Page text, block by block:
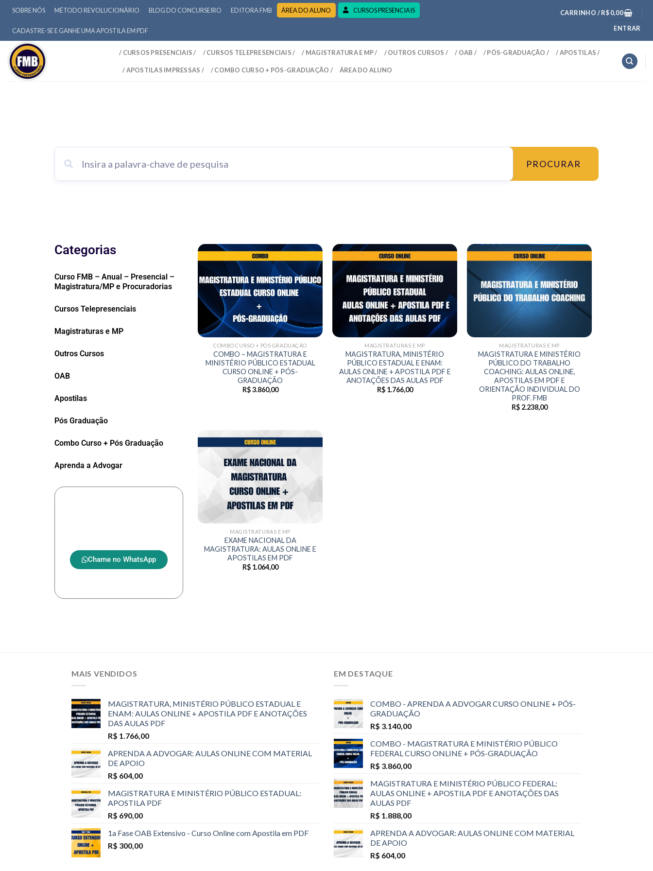
SOBRE NÓS MÉTODO REVOLUCIONÁRIO BLOG DO CONCURSEIRO EDITORA FMB ÁREA DO ALUNO CURSOS PRESENCIAIS
CADASTRE-SE E GANHE UMA APOSTILA EM PDF
CARRINHO /R$0,00
ENTRAR
/ CURSOS PRESENCIAIS / / CURSOS TELEPRESENCIAIS / / MAGISTRATURA E MP / / OUTROS CURSOS / / OAB / / PÓS-GRADUAÇÃO / / APOSTILAS /
/ APOSTILAS IMPRESSAS / / COMBO CURSO + PÓS-GRADUAÇÃO / ÁREA DO ALUNO
PROCURAR
Categorias
Curso FMB – Anual – Presencial –
Magistratura/MP e Procuradorias
Cursos Telepresenciais
Magistraturas e MP
Outros Cursos
OAB
Apostilas
Pós Graduação
Combo Curso + Pós Graduação
Aprenda a Advogar
Chame no WhatsApp
COMBO CURSO + PÓS GRADUAÇÃO
COMBO – MAGISTRATURA E
MINISTÉRIO PÚBLICO ESTADUAL
CURSO ONLINE + PÓS-
GRADUAÇÃO
R$3.860,00
MAGISTRATURAS E MP
MAGISTRATURA, MINISTÉRIO
PÚBLICO ESTADUAL E ENAM:
AULAS ONLINE + APOSTILA PDF E
ANOTAÇÕES DAS AULAS PDF
R$1.766,00
MAGISTRATURAS E MP
MAGISTRATURA E MINISTÉRIO
PÚBLICO DO TRABALHO
COACHING: AULAS ONLINE,
APOSTILAS EM PDF E
ORIENTAÇÃO INDIVIDUAL DO
PROF. FMB
R$2.238,00
MAGISTRATURAS E MP
EXAME NACIONAL DA
MAGISTRATURA: AULAS ONLINE E
APOSTILAS EM PDF
R$1.064,00
MAIS VENDIDOS
MAGISTRATURA, MINISTÉRIO PÚBLICO ESTADUAL E
ENAM: AULAS ONLINE + APOSTILA PDF E ANOTAÇÕES
DAS AULAS PDF
R$ 1.766,00
APRENDA A ADVOGAR: AULAS ONLINE COM MATERIAL
DE APOIO
R$ 604,00
MAGISTRATURA E MINISTÉRIO PÚBLICO ESTADUAL:
APOSTILA PDF
R$ 690,00
1a Fase OAB Extensivo - Curso Online com Apostila em PDF
R$ 300,00
EM DESTAQUE
COMBO - APRENDA A ADVOGAR CURSO ONLINE + PÓS-
GRADUAÇÃO
R$ 3.140,00
COMBO - MAGISTRATURA E MINISTÉRIO PÚBLICO
FEDERAL CURSO ONLINE + PÓS-GRADUAÇÃO
R$ 3.860,00
MAGISTRATURA E MINISTÉRIO PÚBLICO FEDERAL:
AULAS ONLINE + APOSTILA PDF E ANOTAÇÕES DAS
AULAS PDF
R$ 1.888,00
APRENDA A ADVOGAR: AULAS ONLINE COM MATERIAL
DE APOIO
R$ 604,00